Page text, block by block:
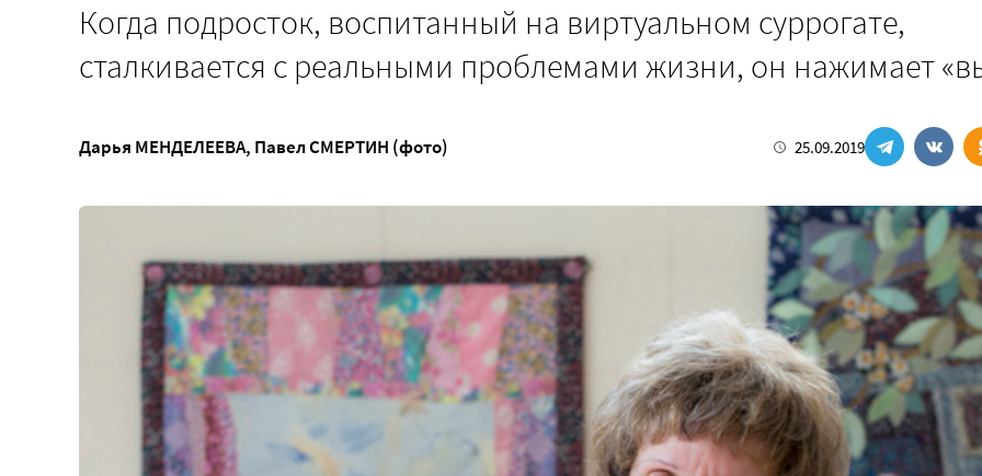
Когда подросток, воспитанный на виртуальном суррогате,
сталкивается с реальными проблемами жизни, он нажимает
Дарья МЕНДЕЛЕЕВА, Павел СМЕРТИН (фото) 25.09.2019